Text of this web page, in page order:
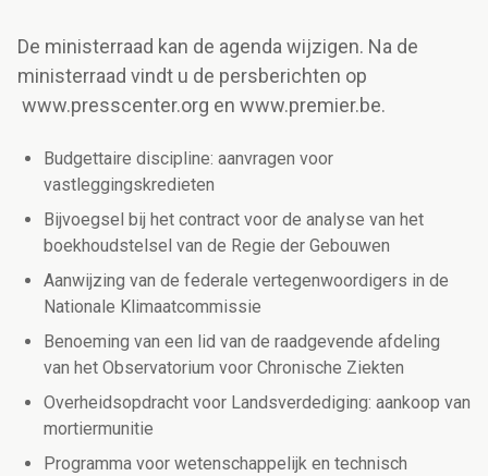
De ministerraad kan de agenda wijzigen. Na de
ministerraad vindt u de persberichten op
www.presscenter.org en www.premier.be.
Budgettaire discipline: aanvragen voor
vastleggingskredieten
Bijvoegsel bij het contract voor de analyse van het
boekhoudstelsel van de Regie der Gebouwen
Aanwijzing van de federale vertegenwoordigers in de
Nationale Klimaatcommissie
Benoeming van een lid van de raadgevende afdeling
van het Observatorium voor Chronische Ziekten
Overheidsopdracht voor Landsverdediging: aankoop van
mortiermunitie
Programma voor wetenschappelijk en technisch